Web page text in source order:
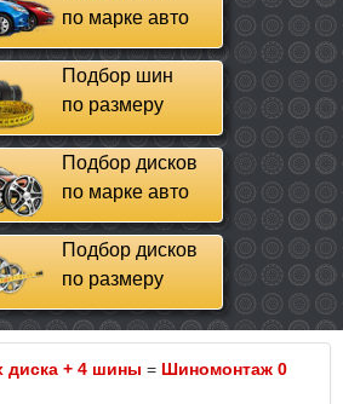
по марке авто
Подбор шин
по размеру
Подбор дисков
по марке авто
Подбор дисков
по размеру
диска + 4 шины = Шиномонтаж 0